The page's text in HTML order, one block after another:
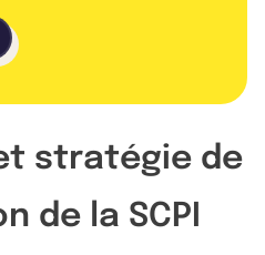
stratégie de
de la SCPI